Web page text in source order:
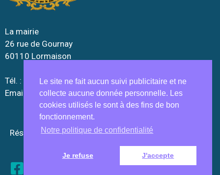
La mairie
26 rue de Gournay
60110 Lormaison
Tél. : 03.44.52.10.90
Email :
lormaison.mairie@wanadoo.fr
Réseaux sociaux :
Le site ne fait aucun suivi publicitaire et ne
collecte aucune donnée personnelle. Les
cookies utilisés le sont à des fins de bon
fonctionnement.
Notre politique de confidentialité
Je refuse J'accepte